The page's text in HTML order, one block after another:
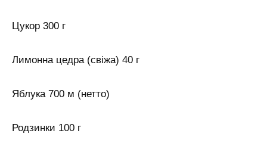
Цукор 300 г
Лимонна цедра (свіжа) 40 г
Яблука 700 м (нетто)
Родзинки 100 г